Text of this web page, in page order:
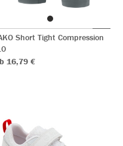
Short Tight Compression
16,79 €